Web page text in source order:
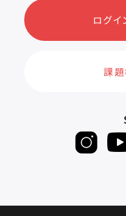
ログ
課